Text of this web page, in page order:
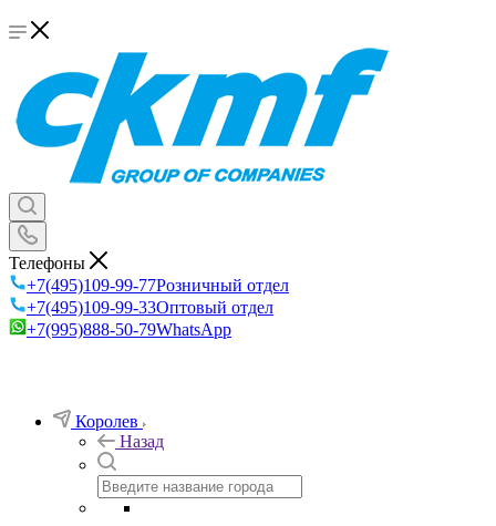
Телефоны
+7(495)109-99-77Розничный отдел
+7(495)109-99-33Оптовый отдел
+7(995)888-50-79WhatsApp
Королев
Назад